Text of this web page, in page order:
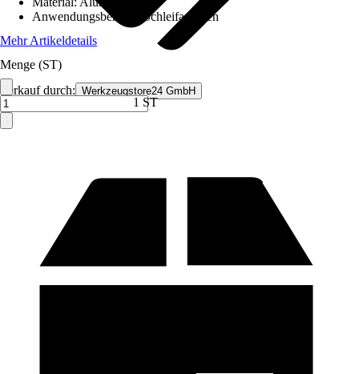
Verkauf durch: Werkzeugstore24 GmbH
Anwendungsbereich
Schleifarbeiten
Mehr Artikeldetails
Menge (ST)
1 ST